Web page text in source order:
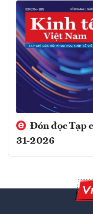
Đón đọc Tạp
31-2026